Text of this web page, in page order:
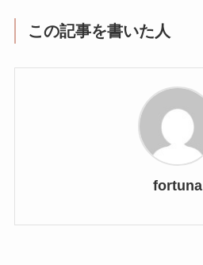
この記事を書いた人
fortuna